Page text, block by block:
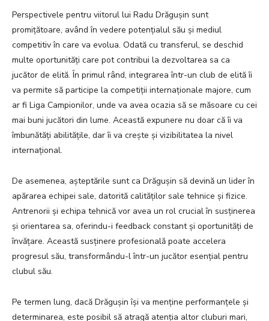
Perspectivele pentru viitorul lui Radu Drăgușin sunt
promițătoare, având în vedere potențialul său și mediul
competitiv în care va evolua. Odată cu transferul, se deschid
multe oportunități care pot contribui la dezvoltarea sa ca
jucător de elită. În primul rând, integrarea într-un club de elită îi
va permite să participe la competiții internaționale majore, cum
ar fi Liga Campionilor, unde va avea ocazia să se măsoare cu cei
mai buni jucători din lume. Această expunere nu doar că îi va
îmbunătăți abilitățile, dar îi va crește și vizibilitatea la nivel
internațional.
De asemenea, așteptările sunt ca Drăgușin să devină un lider în
apărarea echipei sale, datorită calităților sale tehnice și fizice.
Antrenorii și echipa tehnică vor avea un rol crucial în susținerea
și orientarea sa, oferindu-i feedback constant și oportunități de
învățare. Această susținere profesională poate accelera
progresul său, transformându-l într-un jucător esențial pentru
clubul său.
Pe termen lung, dacă Drăgușin își va menține performanțele și
determinarea, este posibil să atragă atenția altor cluburi mari,